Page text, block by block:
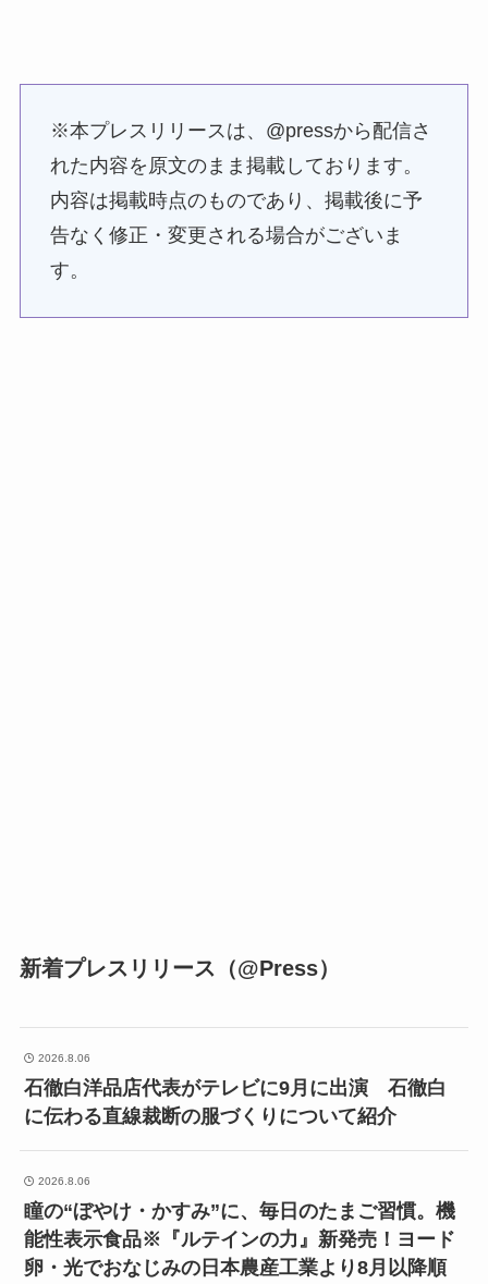
※本プレスリリースは、@pressから配信さ
れた内容を原文のまま掲載しております。
内容は掲載時点のものであり、掲載後に予
告なく修正・変更される場合がございま
す。
新着プレスリリース（@Press）
2026.8.06
石徹白洋品店代表がテレビに9月に出演 石徹白
に伝わる直線裁断の服づくりについて紹介
2026.8.06
瞳の“ぼやけ・かすみ”に、毎日のたまご習慣。機
能性表示食品※『ルテインの力』新発売！ヨード
卵・光でおなじみの日本農産工業より8月以降順